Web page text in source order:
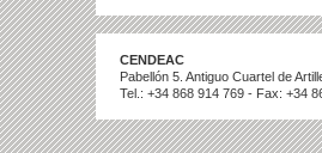
CENDEAC
Pabellón 5. Antiguo Cuartel de
Tel.: +34 868 914 769 - Fax: +34